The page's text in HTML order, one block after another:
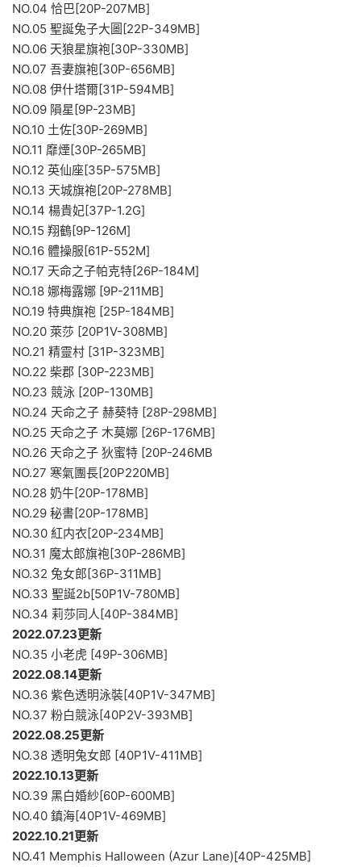
NO.04 恰巴[20P-207MB]
NO.05 聖誕兔子大圖[22P-349MB]
NO.06 天狼星旗袍[30P-330MB]
NO.07 吾妻旗袍[30P-656MB]
NO.08 伊什塔爾[31P-594MB]
NO.09 隕星[9P-23MB]
NO.10 土佐[30P-269MB]
NO.11 靡煙[30P-265MB]
NO.12 英仙座[35P-575MB]
NO.13 天城旗袍[20P-278MB]
NO.14 楊貴妃[37P-1.2G]
NO.15 翔鶴[9P-126M]
NO.16 體操服[61P-552M]
NO.17 天命之子帕克特[26P-184M]
NO.18 娜梅露娜 [9P-211MB]
NO.19 特典旗袍 [25P-184MB]
NO.20 萊莎 [20P1V-308MB]
NO.21 精靈村 [31P-323MB]
NO.22 柴郡 [30P-223MB]
NO.23 競泳 [20P-130MB]
NO.24 天命之子 赫葵特 [28P-298MB]
NO.25 天命之子 木莫娜 [26P-176MB]
NO.26 天命之子 狄蜜特 [20P-246MB
NO.27 寒氣團長[20P220MB]
NO.28 奶牛[20P-178MB]
NO.29 秘書[20P-178MB]
NO.30 紅内衣[20P-234MB]
NO.31 魔太郎旗袍[30P-286MB]
NO.32 兔女郎[36P-311MB]
NO.33 聖誕2b[50P1V-780MB]
NO.34 莉莎同人[40P-384MB]
2022.07.23更新
NO.35 小老虎 [49P-306MB]
2022.08.14更新
NO.36 紫色透明泳裝[40P1V-347MB]
NO.37 粉白競泳[40P2V-393MB]
2022.08.25更新
NO.38 透明兔女郎 [40P1V-411MB]
2022.10.13更新
NO.39 黑白婚紗[60P-600MB]
NO.40 鎮海[40P1V-469MB]
2022.10.21更新
NO.41 Memphis Halloween (Azur Lane)[40P-425MB]